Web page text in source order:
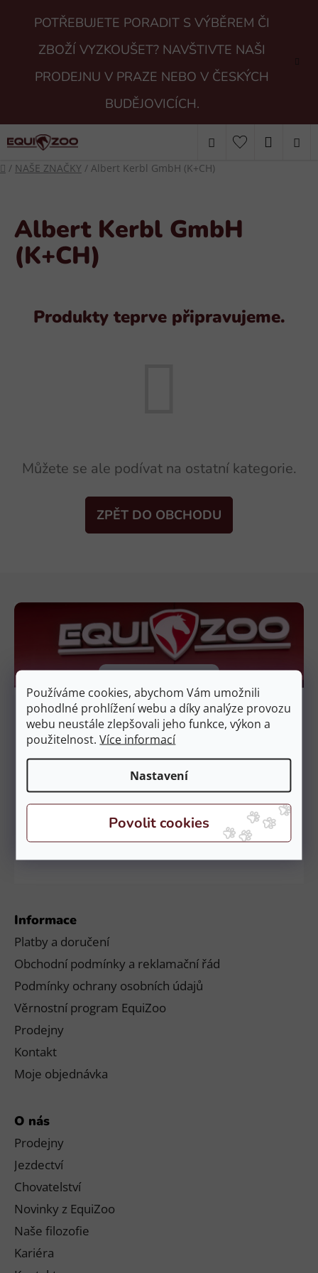
Používáme cookies, abychom Vám umožnili
pohodlné prohlížení webu a díky analýze provozu
webu neustále zlepšovali jeho funkce, výkon a
použitelnost.Více informací
Nastavení
POTŘEBUJETE PORADIT S VÝBĚREM ČI
ZBOŽÍ VYZKOUŠET? NAVŠTIVTE NAŠI
PRODEJNU V PRAZE NEBO V ČESKÝCH
BUDĚJOVICÍCH.
Hledat
Domů
/ NAŠE ZNAČKY / Albert Kerbl GmbH (K+CH)
Albert Kerbl GmbH
(K+CH)
Produkty teprve připravujeme.
Můžete se ale podívat na ostatní kategorie.
ZPĚT DO OBCHODU
Informace
Platby a doručení
Obchodní podmínky a reklamační řád
Podmínky ochrany osobních údajů
Věrnostní program EquiZoo
Prodejny
Kontakt
Moje objednávka
O nás
Prodejny
Jezdectví
Chovatelství
Novinky z EquiZoo
Naše filozofie
Kariéra
Kamenné prodejny
Prodejna Čestlice
EquiZoo – OC Spektrum
Obchodní 329, 251 01 Čestlice
Prodejna České Budějovice
EquiZoo – Budějovice
Průběžná 2551, 370 04 Č. Budějovice
Otevírací doba: